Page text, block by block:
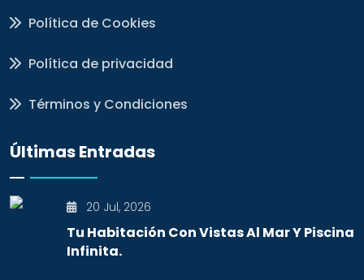
Política de Cookies
Política de privacidad
Términos y Condiciones
Últimas Entradas
20 Jul, 2026
Tu Habitación Con Vistas Al Mar Y Piscina
Infinita.